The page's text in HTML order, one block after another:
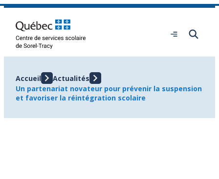
Aller
contenu
Ouvrir
menu
Accueil
Actualités
Un partenariat novateur pour prévenir la suspension
et favoriser la réintégration scolaire